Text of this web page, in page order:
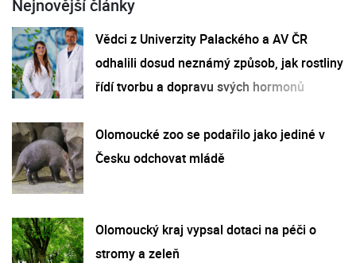
Nejnovější články
Vědci z Univerzity Palackého a AV ČR
odhalili dosud neznámý způsob, jak rostliny
řídí tvorbu a dopravu svých hormonů
Olomoucké zoo se podařilo jako jediné v
Česku odchovat mládě
Olomoucký kraj vypsal dotaci na péči o
stromy a zeleň